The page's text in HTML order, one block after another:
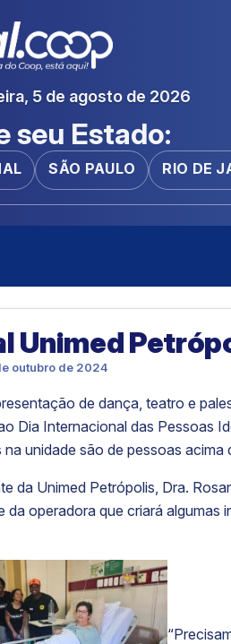
5 de agosto de 2026
seu Estado:
SÃO PAULO RIO DE
Unimed
outubro de 2024
de dança, teatro e
Dia Internacional das Pessoas
na unidade são de pessoas acima
da Unimed Petrópolis, Dra.
da operadora que criará